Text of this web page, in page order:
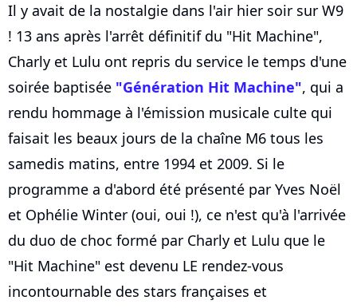
Il y avait de la nostalgie dans l'air hier soir sur W9
! 13 ans après l'arrêt définitif du "Hit Machine",
Charly et Lulu ont repris du service le temps d'une
soirée baptisée "Génération Hit Machine", qui a
rendu hommage à l'émission musicale culte qui
faisait les beaux jours de la chaîne M6 tous les
samedis matins, entre 1994 et 2009. Si le
programme a d'abord été présenté par Yves Noël
et Ophélie Winter (oui, oui !), ce n'est qu'à l'arrivée
du duo de choc formé par Charly et Lulu que le
"Hit Machine" est devenu LE rendez-vous
incontournable des stars françaises et